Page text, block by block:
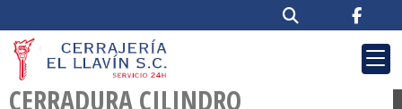
MODELO 300
PUERTA ACORAZADA CON
CERRADURA CILINDRO